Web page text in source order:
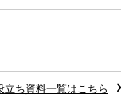
立ち資料一覧はこちら